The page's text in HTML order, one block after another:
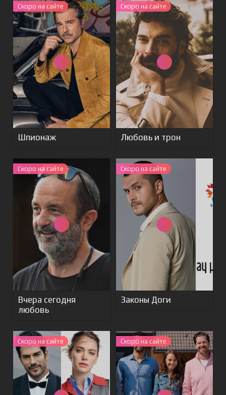
Скоро на сайте
Шпионаж
Скоро на сайте
Любовь и трон
Скоро на сайте
Вчера сегодня
любовь
Скоро на сайте
Законы Доги
Скоро на сайте Скоро на сайте